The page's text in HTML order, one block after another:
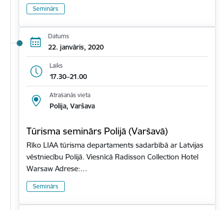
Seminārs
Datums
22. janvāris, 2020
Laiks
17.30–21.00
Atrašanās vieta
Polija, Varšava
Tūrisma seminārs Polijā (Varšavā)
Rīko LIAA tūrisma departaments sadarbībā ar Latvijas
vēstniecību Polijā. Viesnīcā Radisson Collection Hotel
Warsaw Adrese:…
Seminārs